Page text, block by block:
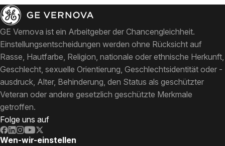
GE Vernova ist ein Arbeitgeber der Chancengleichheit.
Einstellungsentscheidungen werden ohne Rücksicht auf
Rasse, Hautfarbe, Religion, nationale oder ethnische Herkunft,
Geschlecht, sexuelle Orientierung, Geschlechtsidentität oder -
ausdruck, Alter, Behinderung, den Status als geschützter
Veteran oder andere gesetzlich geschützte Merkmale
getroffen.
Folge uns auf
Wen-wir-einstellen